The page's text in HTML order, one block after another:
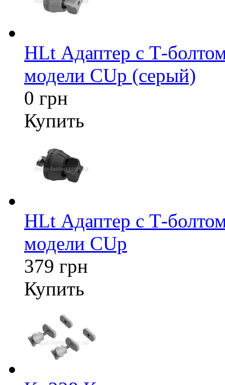
HLt Адаптер c Т-
модели CUp (серый)
0 грн
Купить
HLt Адаптер c Т-
модели CUp
379 грн
Купить